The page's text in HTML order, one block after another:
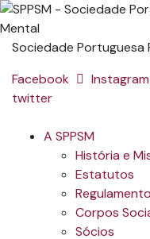
Sociedade Portuguesa
Facebook
Instagram
twitter
A SPPSM
História e
Estatutos
Corpos
Sócios